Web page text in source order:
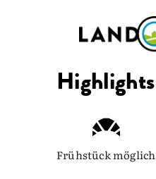
Highlights
Frühstück möglich